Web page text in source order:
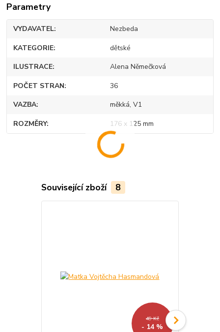
Parametry
VYDAVATEL Nezbeda
KATEGORIE dětské
ILUSTRACE Alena Němečková
POČET STRAN 36
VAZBA měkká, V1
ROZMĚRY 176 x 125 mm
Související zboží 8
49 Kč
- 14 %